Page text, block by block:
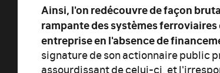
Ainsi, l'on redécouvre de façon
rampante des systèmes
entreprise en l'absence de
signature de son actionnaire public
assourdissant de celui-ci, et